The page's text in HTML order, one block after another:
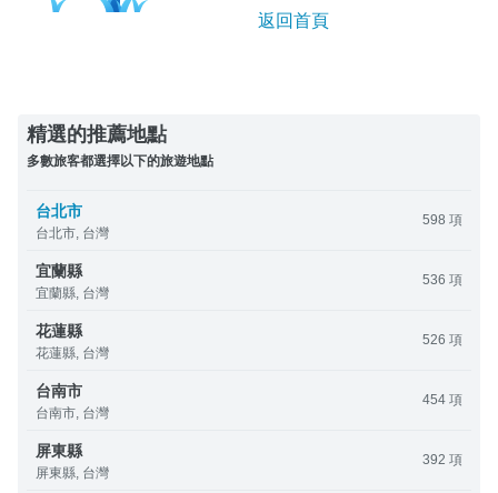
返回首頁
精選的推薦地點
多數旅客都選擇以下的旅遊地點
台北市
台北市, 台灣
598 項
宜蘭縣
宜蘭縣, 台灣
536 項
花蓮縣
花蓮縣, 台灣
526 項
台南市
台南市, 台灣
454 項
屏東縣
屏東縣, 台灣
392 項